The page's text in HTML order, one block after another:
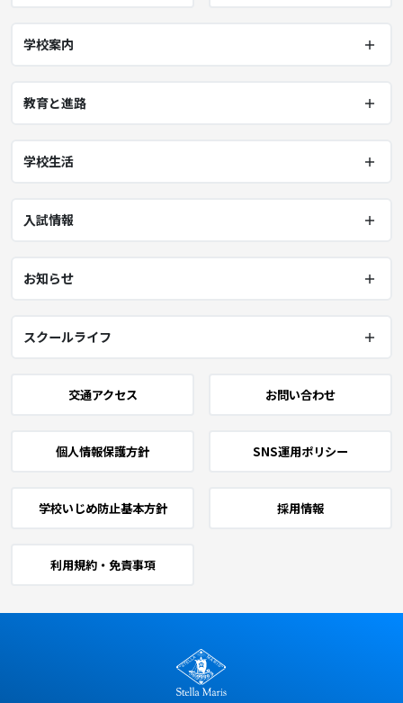
学校案内
教育と進路
学校生活
入試情報
お知らせ
スクールライフ
交通アクセス お問い合わせ
個人情報保護方針 SNS運用ポリシー
学校いじめ防止基本方針 採用情報
利用規約・免責事項